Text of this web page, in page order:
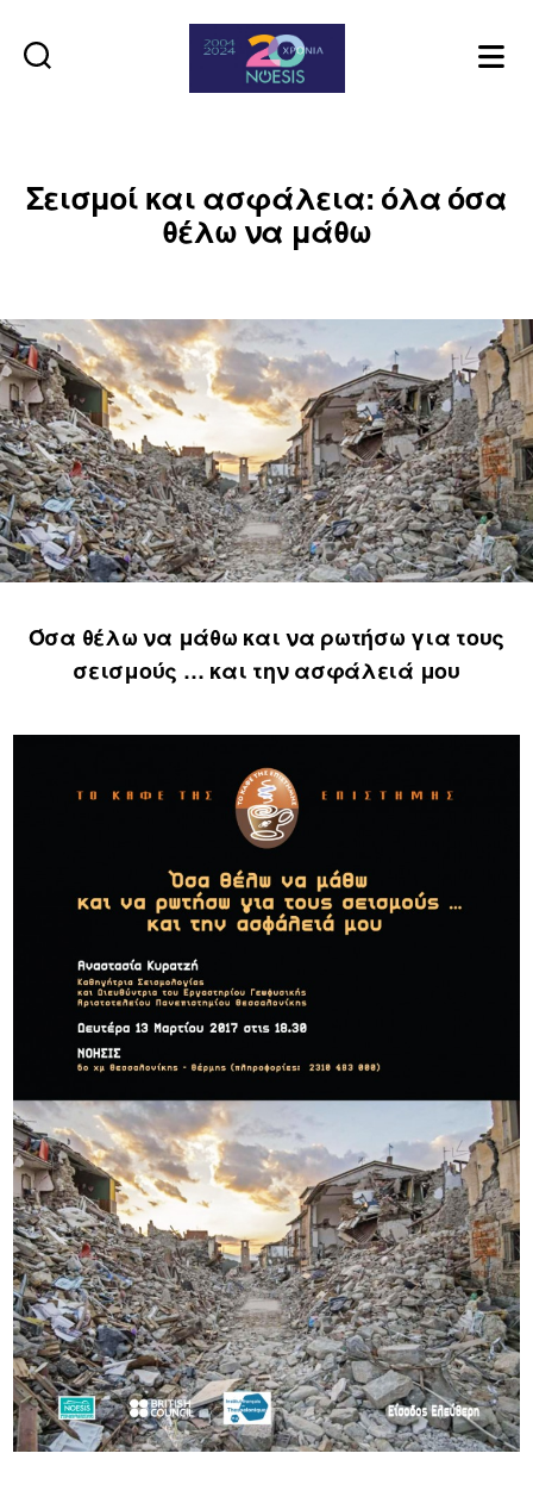
Σεισμοί και ασφάλεια: όλα όσα
θέλω να μάθω
Όσα θέλω να μάθω και να ρωτήσω για τους
σεισμούς … και την ασφάλειά μου